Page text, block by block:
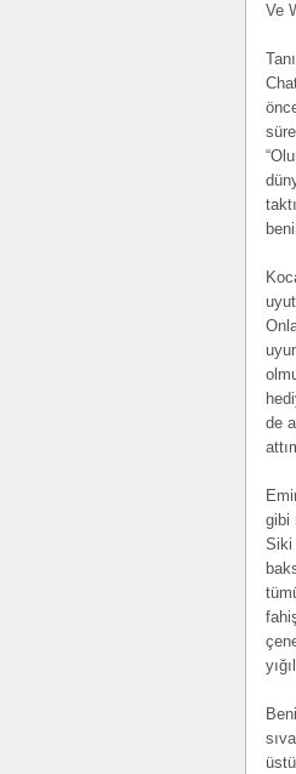
Ve
de
gibi
Siki